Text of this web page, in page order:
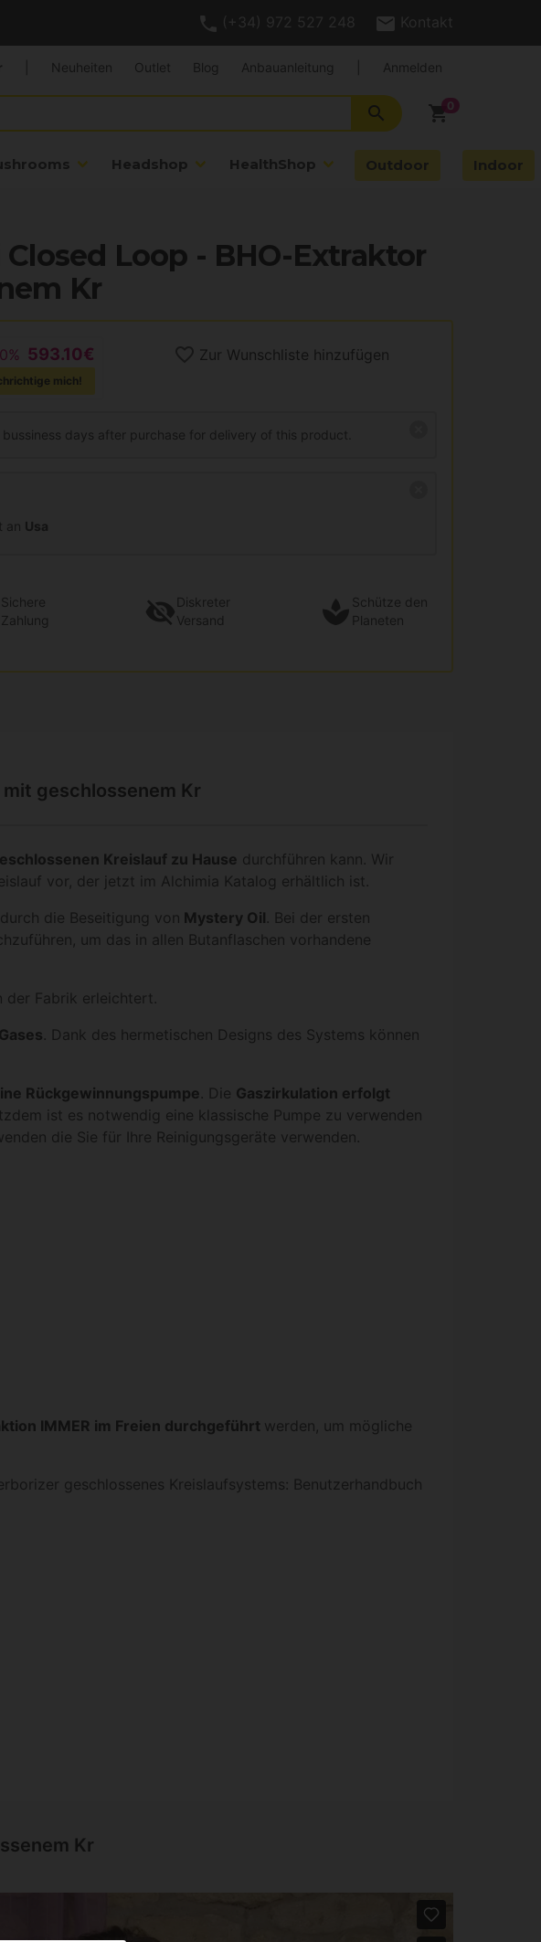
(+34) 972 527 248 Kontakt
shopping_cart
search
Headshop HealthShop Outdoor Indoor
Neuheiten Outlet Blog Anbauanleitung Anmelden
Loop - BHO-Extraktor
Kr
593.10€
mich!
Zur Wunschliste hinzufügen
bussiness days after purchase for delivery of this product.
an Usa
Sichere
Zahlung
Diskreter
Versand
Schütze den
Planeten
geschlossenem Kr
Kreislauf zu Hause durchführen kann. Wir
vor, der jetzt im Alchimia Katalog erhältlich ist.
durch die Beseitigung von Mystery Oil . Bei der ersten
um das in allen Butanflaschen vorhandene
Fabrik erleichtert.
. Dank des hermetischen Designs des Systems können
Rückgewinnungspumpe . Die Gaszirkulation erfolgt
ist es notwendig eine klassische Pumpe zu verwenden
die Sie für Ihre Reinigungsgeräte verwenden.
IMMER im Freien durchgeführt werden, um mögliche
geschlossenes Kreislaufsystems: Benutzerhandbuch
Kr